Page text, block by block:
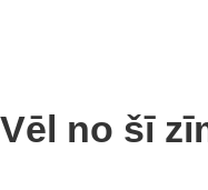
Vēl no šī